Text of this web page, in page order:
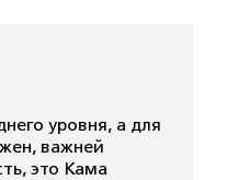
уровня, а для
важней
это Кама